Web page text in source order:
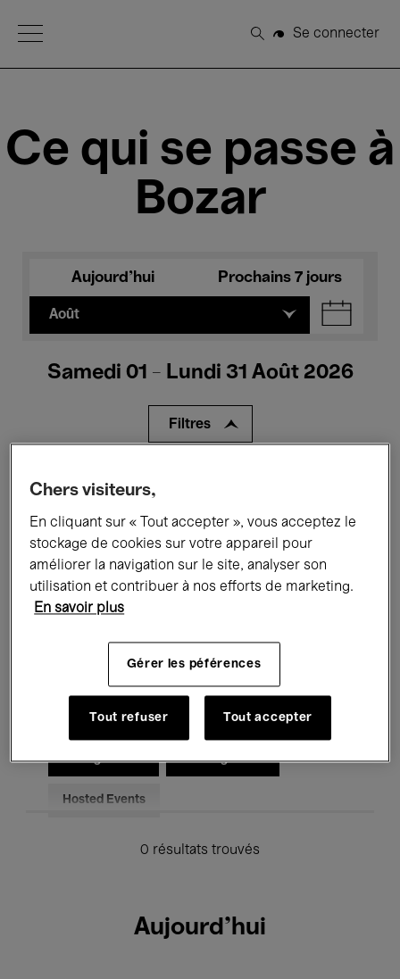
Open Menu
Rechercher
Se connecter
Ce qui se passe à
Bozar
Aujourd'hui Prochains 7 jours
Août
Samedi 01 - Lundi 31 Août 2026
Filtres
Tous les événements
Expositions Films Performances
Rencontres & Débats Jazz
Musique classique
Musique électronique
Pour tous Kids’ Palace
Enseignement Visites guidées
Hosted Events
0 résultats trouvés
Aujourd'hui
Chers visiteurs,
En cliquant sur « Tout accepter », vous acceptez le
stockage de cookies sur votre appareil pour
améliorer la navigation sur le site, analyser son
utilisation et contribuer à nos efforts de marketing.
En savoir plus
Gérer les péférences
Tout refuser Tout accepter